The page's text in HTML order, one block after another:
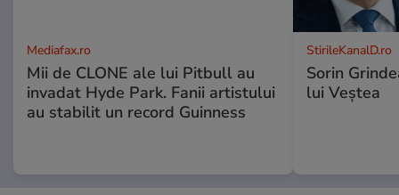
Mediafax.ro
Mii de CLONE ale lui Pitbull au
invadat Hyde Park. Fanii artistului
au stabilit un record Guinness
StirileKanalD.ro
Sorin
lui Veștea